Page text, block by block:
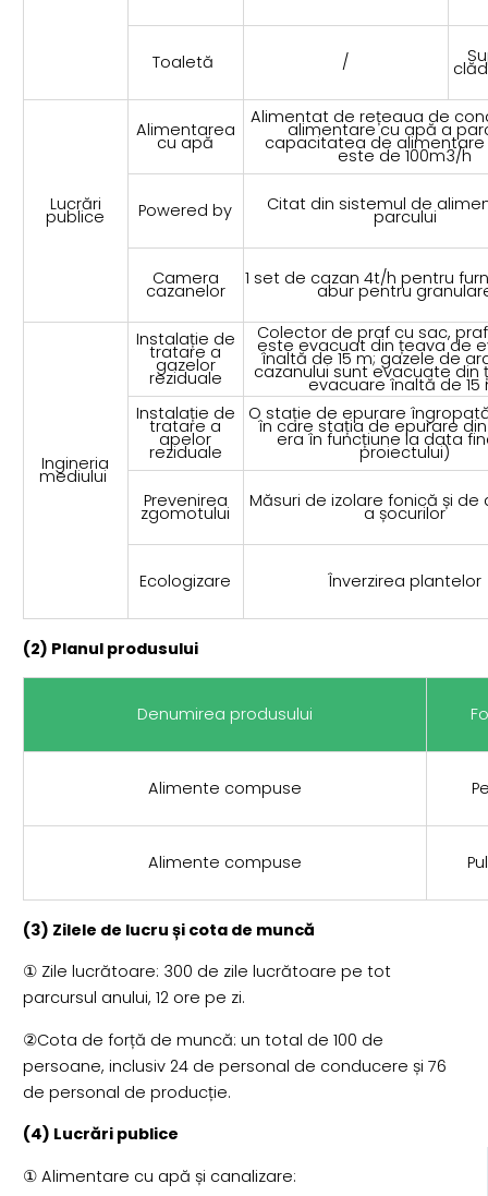
Toaletă /
Lucrări
publice
Alimentarea
cu apă
Alimentat de rețeaua de
alimentare cu apă a
capacitatea de
este de 100m3/h
Powered by Citat din sistemul de
parcului
Camera
cazanelor
1 set de cazan 4t/h pentru
abur pentru
Ingineria
mediului
Instalație de
tratare a
gazelor
reziduale
Colector de praf cu sac,
este evacuat din țeava de
înaltă de 15 m; gazele de
cazanului sunt evacuate din
evacuare înaltă de 15
Instalație de
tratare a
apelor
reziduale
O stație de epurare
în care stația de epurare
era în funcțiune la data
proiectului)
Prevenirea
zgomotului
Măsuri de izolare fonică și de
a șocurilor
Ecologizare Înverzirea plantelor
(2) Planul produsului
Denumirea produsului
Alimente compuse
Alimente compuse
(3) Zilele de lucru și cota de muncă
① Zile lucrătoare: 300 de zile lucrătoare pe tot
parcursul anului, 12 ore pe zi.
②Cota de forță de muncă: un total de 100 de
persoane, inclusiv 24 de personal de conducere și 76
de personal de producție.
(4) Lucrări publice
① Alimentare cu apă și canalizare: